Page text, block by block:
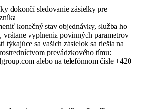
dokončí sledovanie zásielky pre
konečný stav objednávky, služba ho
vrátane vyplnenia povinných parametrov
týkajúce sa vašich zásielok sa riešia na
prevádzkového tímu:
alebo na telefónnom čísle +420